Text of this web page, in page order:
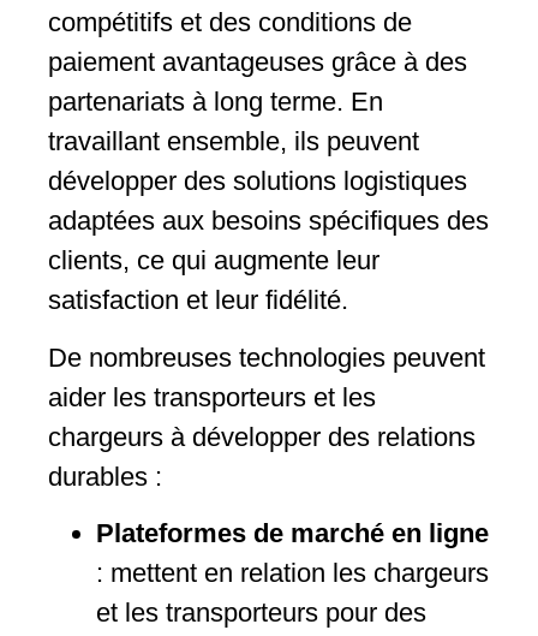
compétitifs et des conditions de
paiement avantageuses grâce à des
partenariats à long terme. En
travaillant ensemble, ils peuvent
développer des solutions logistiques
adaptées aux besoins spécifiques des
clients, ce qui augmente leur
satisfaction et leur fidélité.
De nombreuses technologies peuvent
aider les transporteurs et les
chargeurs à développer des relations
durables :
Plateformes de marché en ligne
: mettent en relation les chargeurs
et les transporteurs pour des